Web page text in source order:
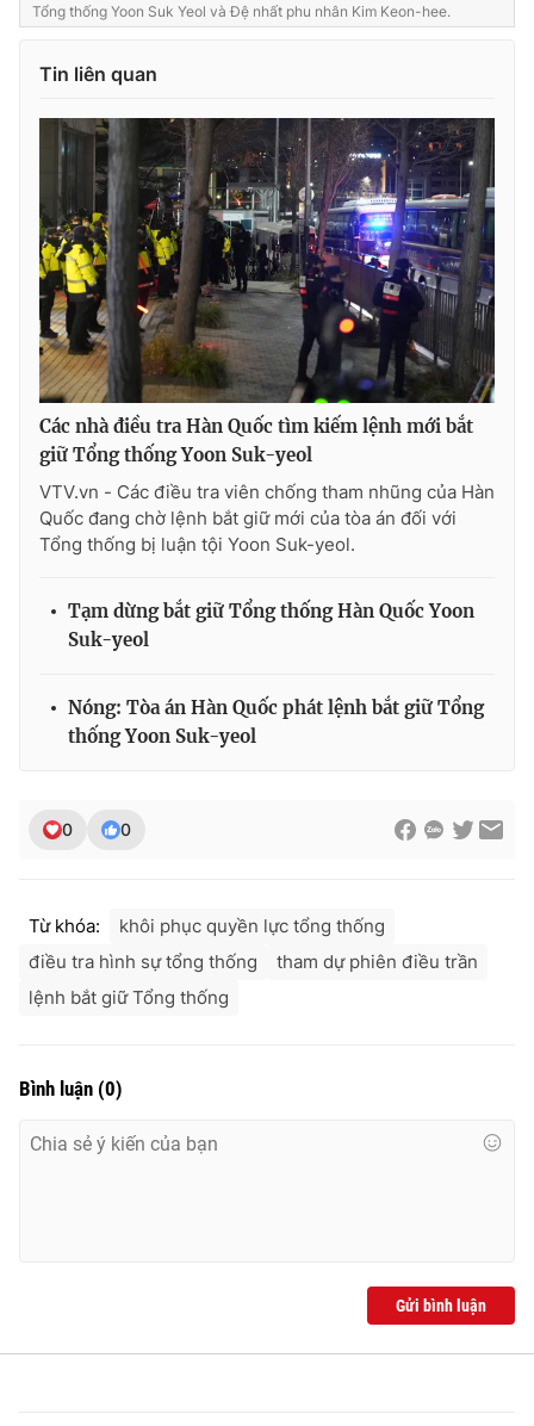
Tổng thống Yoon Suk Yeol và Đệ nhất phu nhân Kim Keon-hee.
Tin liên quan
Các nhà điều tra Hàn Quốc tìm kiếm lệnh mới bắt
giữ Tổng thống Yoon Suk-yeol
VTV.vn - Các điều tra viên chống tham nhũng của Hàn
Quốc đang chờ lệnh bắt giữ mới của tòa án đối với
Tổng thống bị luận tội Yoon Suk-yeol.
Tạm dừng bắt giữ Tổng thống Hàn Quốc Yoon
Suk-yeol
Nóng: Tòa án Hàn Quốc phát lệnh bắt giữ Tổng
thống Yoon Suk-yeol
0 0
Từ khóa:
khôi phục quyền lực tổng thống
điều tra hình sự tổng thống
tham dự phiên điều trần
lệnh bắt giữ Tổng thống
Bình luận (0)
Gửi bình luận